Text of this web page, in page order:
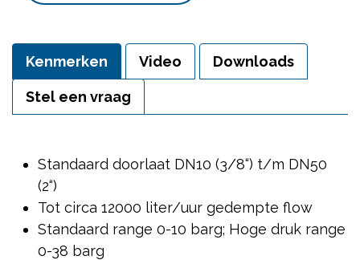
Kenmerken Video Downloads
Stel een vraag
Standaard doorlaat DN10 (3/8“) t/m DN50
(2“)
Tot circa 12000 liter/uur gedempte flow
Standaard range 0-10 barg; Hoge druk range
0-38 barg